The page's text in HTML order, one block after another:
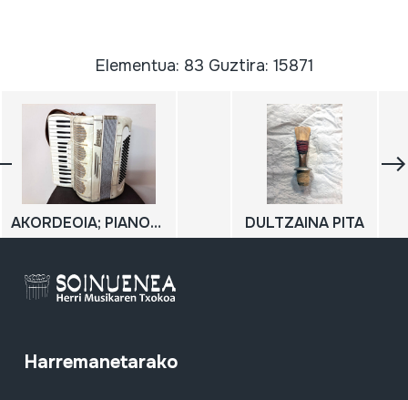
Elementua: 83 Guztira: 15871
AKORDEOIA; PIANOZKO AKORDEOIA; SOINUA; SOINU-HANDIA DULTZAINA PITA
Harremanetarako